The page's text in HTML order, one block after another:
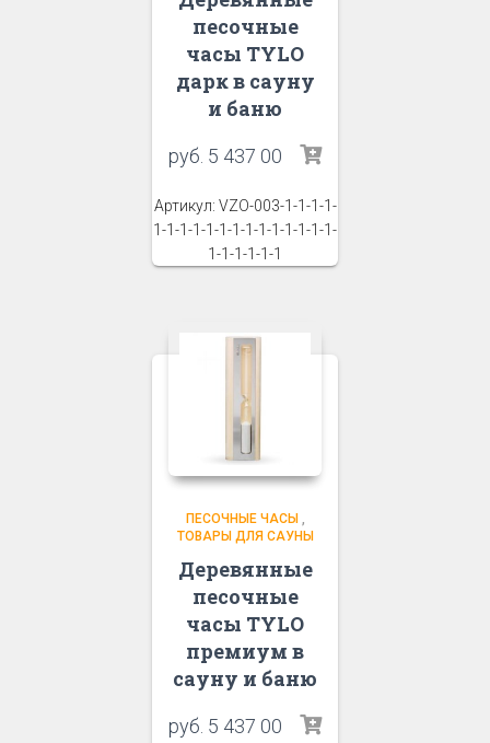
песочные
часы TYLO
дарк в сауну
и баню
руб. 5 437 00
Артикул: VZO-003-1-1-1-1-
1-1-1-1-1-1-1-1-1-1-1-1-1-1-
1-1-1-1-1-1
ПЕСОЧНЫЕ ЧАСЫ,
ТОВАРЫ ДЛЯ САУНЫ
Деревянные
песочные
часы TYLO
премиум в
сауну и баню
руб. 5 437 00